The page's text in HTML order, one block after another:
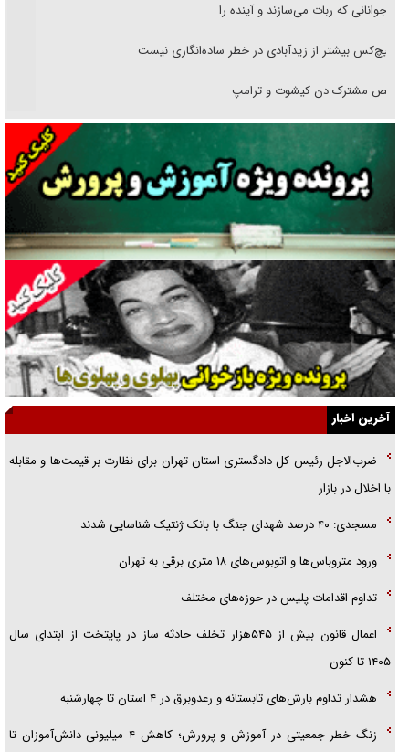
نوجوانانی که ربات می‌سازند و آینده را
هیچ‌کس بیشتر از زیدآبادی در خطر ساده‌انگاری نیست
رقص مشترک دن کیشوت و ترامپ
دنده دولت به واگذاری مسئله‌دار ایران‌خودرو/ خصوصی‌سازی یا انحصار؟
غریزه‌ی بقا و آقای باقی و رفقا
جراحی‌های زیبایی با مدرک فوق‌دیپلم! + گفت‌وگو با متهم
گفت‌وگو با همسر یکی از شهدای جنگ رمضان/ پیکر بی‌سر شهید را از
انگشت‌های پا شناسایی کردیم
نسلی که آنلاین الگو می‌گیرد
گفت‌وگو با آیت‌الله جاودان/ جفای مخالفان مکانت معنوی رهبر شهید را
ارتقا می‌داد
راننده مست به قانون می‌خندد
همه آقای دوربینی شده‌ایم!
آخرین اخبار
ضرب‌الاجل رئیس کل دادگستری استان تهران برای نظارت بر قیمت‌ها و مقابله
با اخلال در بازار
مسجدی: ۴۰ درصد شهدای جنگ با بانک ژنتیک شناسایی شدند
ورود متروباس‌ها و اتوبوس‌های ۱۸ متری برقی به تهران
تداوم اقدامات پلیس در حوزه‌های مختلف
اعمال قانون بیش از ۵۴۵هزار تخلف حادثه ساز در پایتخت از ابتدای سال
۱۴۰۵ تا کنون
هشدار تداوم بارش‌های تابستانه و رعدوبرق در ۴ استان تا چهارشنبه
زنگ خطر جمعیتی در آموزش و پرورش؛ کاهش ۴ میلیونی دانش‌آموزان تا